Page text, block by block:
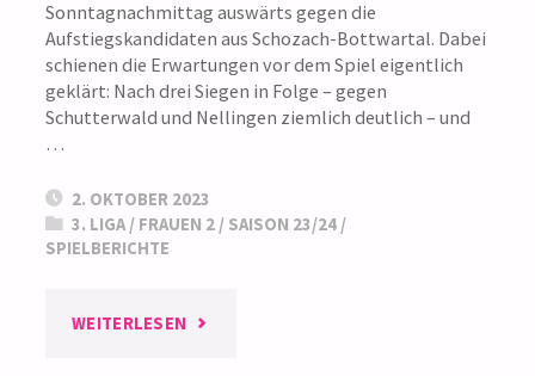
Sonntagnachmittag auswärts gegen die
Aufstiegskandidaten aus Schozach-Bottwartal. Dabei
schienen die Erwartungen vor dem Spiel eigentlich
geklärt: Nach drei Siegen in Folge – gegen
Schutterwald und Nellingen ziemlich deutlich – und
…
2. OKTOBER 2023
3. LIGA/ FRAUEN 2 / SAISON 23/24 /
SPIELBERICHTE
WEITERLESEN"3.